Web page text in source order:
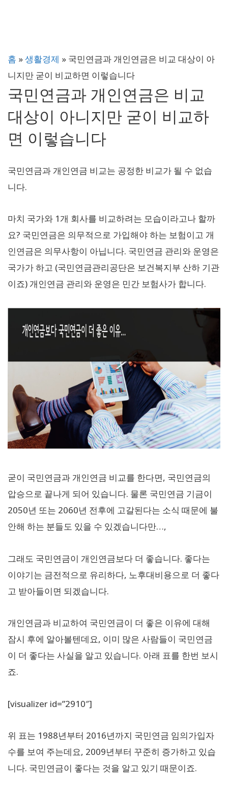
홈 »생활경제 » 국민연금과 개인연금은 비교 대상이 아
니지만 굳이 비교하면 이렇습니다
국민연금과 개인연금은 비교
대상이 아니지만 굳이 비교하
면 이렇습니다
국민연금과 개인연금 비교는 공정한 비교가 될 수 없습
니다.
마치 국가와 1개 회사를 비교하려는 모습이라고나 할까
요? 국민연금은 의무적으로 가입해야 하는 보험이고 개
인연금은 의무사항이 아닙니다. 국민연금 관리와 운영은
국가가 하고 (국민연금관리공단은 보건복지부 산하 기관
이죠) 개인연금 관리와 운영은 민간 보험사가 합니다.
굳이 국민연금과 개인연금 비교를 한다면, 국민연금의
압승으로 끝나게 되어 있습니다. 물론 국민연금 기금이
2050년 또는 2060년 전후에 고갈된다는 소식 때문에 불
안해 하는 분들도 있을 수 있겠습니다만…,
그래도 국민연금이 개인연금보다 더 좋습니다. 좋다는
이야기는 금전적으로 유리하다, 노후대비용으로 더 좋다
고 받아들이면 되겠습니다.
개인연금과 비교하여 국민연금이 더 좋은 이유에 대해
잠시 후에 알아볼텐데요, 이미 많은 사람들이 국민연금
이 더 좋다는 사실을 알고 있습니다. 아래 표를 한번 보시
죠.
[visualizer id=”2910″]
위 표는 1988년부터 2016년까지 국민연금 임의가입자
수를 보여 주는데요, 2009년부터 꾸준히 증가하고 있습
니다. 국민연금이 좋다는 것을 알고 있기 때문이죠.